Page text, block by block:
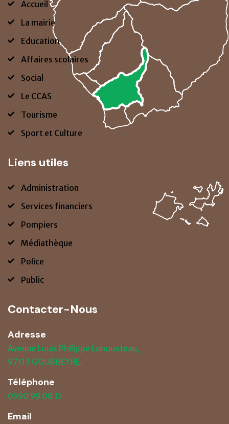
Accueil
La mairie
Education
Affaires scolaires
Social
Le CCAS
Tourisme
Sport et Culture
Liens utiles
Administration
Services financiers
Pompiers
Médiathèque
Police
Public
Contacter-Nous
Adresse
Avenue Louis Philippe Lonqueteau,
97113 GOURBEYRE.
Téléphone
0590 99 08 15
Email